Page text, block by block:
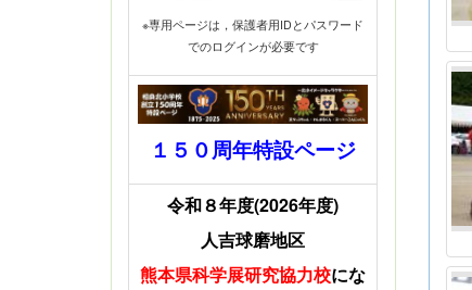
※専用ページは，保護者用IDとパスワード
でのログインが必要です
１５０周年特設ページ
令和８年度(2026年度)
人吉球磨地区
熊本県科学展研究協力校にな